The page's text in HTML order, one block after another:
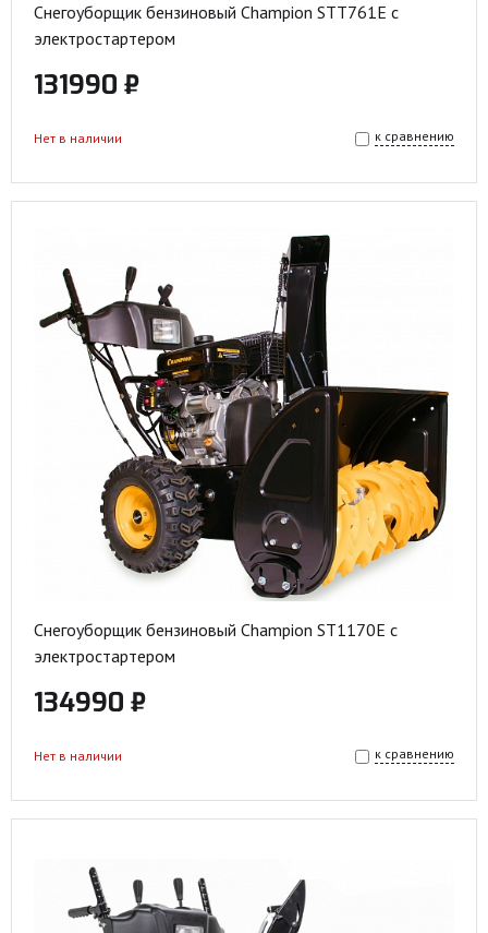
Снегоуборщик бензиновый Champion STT761E с
электростартером
131990 ₽
к сравнению
Нет в наличии
Снегоуборщик бензиновый Champion ST1170E с
электростартером
134990 ₽
к сравнению
Нет в наличии